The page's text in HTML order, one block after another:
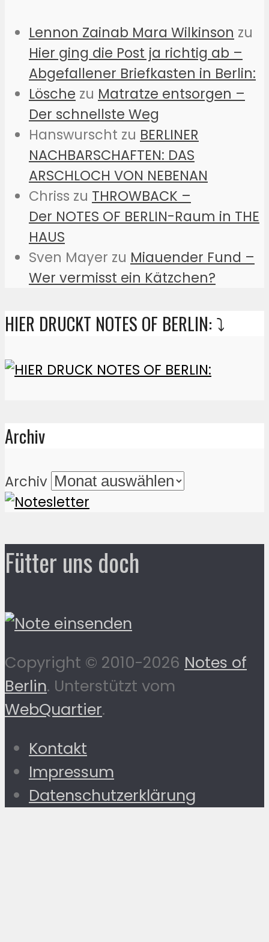
Lennon Zainab Mara Wilkinson zu
Hier ging die Post ja richtig ab –
Abgefallener Briefkasten in Berlin:
Lösche zu Matratze entsorgen –
Der schnellste Weg
Hanswurscht zu BERLINER
NACHBARSCHAFTEN: DAS
ARSCHLOCH VON NEBENAN
Chriss zu THROWBACK –
Der NOTES OF BERLIN-Raum in THE
HAUS
Sven Mayer zu Miauender Fund –
Wer vermisst ein Kätzchen?
HIER DRUCKT NOTES OF BERLIN: ⤵️
Archiv
Archiv
Fütter uns doch
Copyright © 2010-2026 Notes of
Berlin. Unterstützt vom
WebQuartier.
Kontakt
Impressum
Datenschutzerklärung